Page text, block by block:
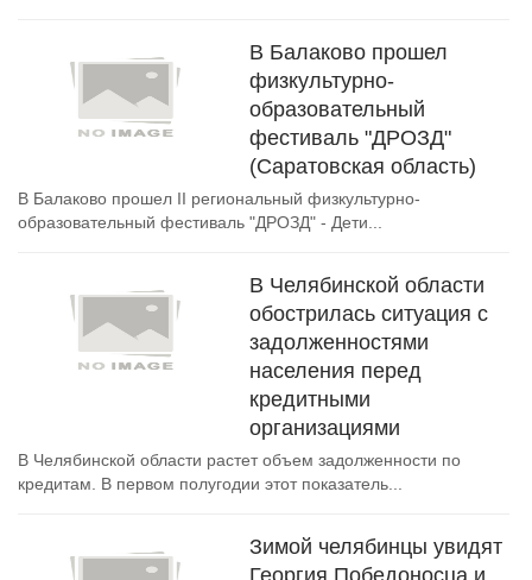
В Балаково прошел
физкультурно-
образовательный
фестиваль "ДРОЗД"
(Саратовская область)
В Балаково прошел II региональный физкультурно-
образовательный фестиваль "ДРОЗД" - Дети...
В Челябинской области
обострилась ситуация с
задолженностями
населения перед
кредитными
организациями
В Челябинской области растет объем задолженности по
кредитам. В первом полугодии этот показатель...
Зимой челябинцы увидят
Георгия Победоносца и